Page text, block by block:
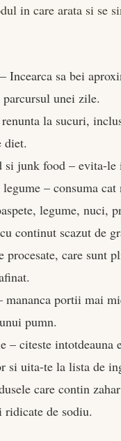
in care arata si se
Incearca sa bei
parcursul unei zile.
la sucuri,
diet.
si junk food – evita-le
– consuma
legume, nuci,
continut scazut de
procesate, care sunt
mananca portii mai
pumn.
– citeste intotdeauna
si uita-te la lista de
care contin
ridicate de sodiu.